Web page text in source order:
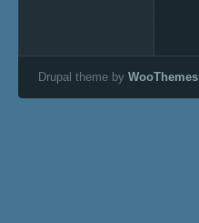
Drupal theme by WooThemes